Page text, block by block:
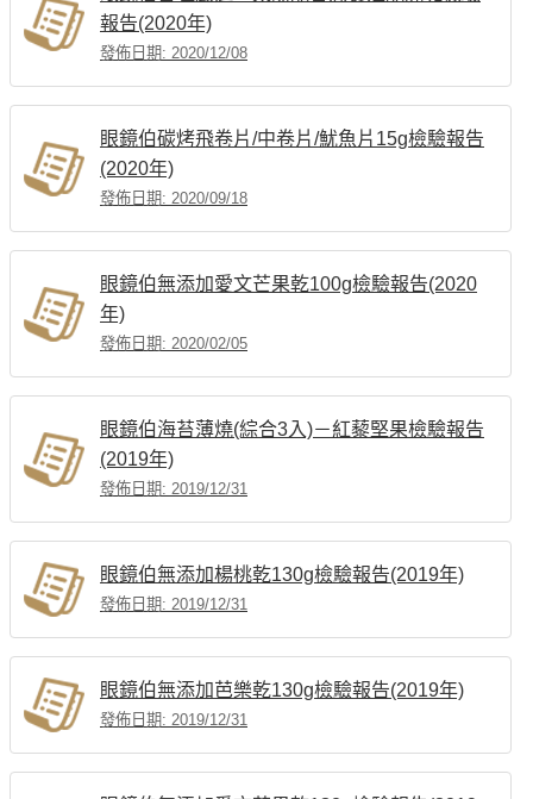
報告(2020年)
發佈日期: 2020/12/08
眼鏡伯碳烤飛卷片/中卷片/魷魚片15g檢驗報告
(2020年)
發佈日期: 2020/09/18
眼鏡伯無添加愛文芒果乾100g檢驗報告(2020
年)
發佈日期: 2020/02/05
眼鏡伯海苔薄燒(綜合3入)－紅藜堅果檢驗報告
(2019年)
發佈日期: 2019/12/31
眼鏡伯無添加楊桃乾130g檢驗報告(2019年)
發佈日期: 2019/12/31
眼鏡伯無添加芭樂乾130g檢驗報告(2019年)
發佈日期: 2019/12/31